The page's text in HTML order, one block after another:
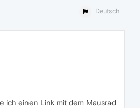
Deutsch
ich einen Link mit dem Mausrad